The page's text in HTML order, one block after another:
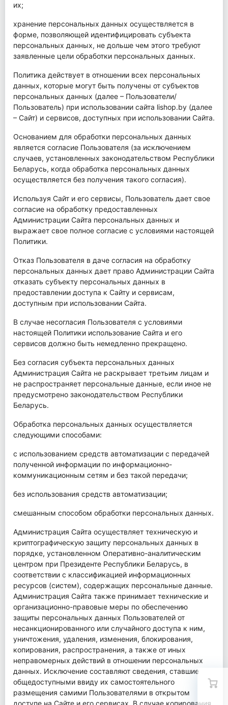
их;
хранение персональных данных осуществляется в
форме, позволяющей идентифицировать субъекта
персональных данных, не дольше чем этого требуют
заявленные цели обработки персональных данных.
Политика действует в отношении всех персональных
данных, которые могут быть получены от субъектов
персональных данных (далее – Пользователи/
Пользователь) при использовании сайта lishop.by (далее
– Сайт) и сервисов, доступных при использовании Сайта.
Основанием для обработки персональных данных
является согласие Пользователя (за исключением
случаев, установленных законодательством Республики
Беларусь, когда обработка персональных данных
осуществляется без получения такого согласия).
Используя Сайт и его сервисы, Пользователь дает свое
согласие на обработку предоставленных
Администрации Сайта персональных данных и
выражает свое полное согласие с условиями настоящей
Политики.
Отказ Пользователя в даче согласия на обработку
персональных данных дает право Администрации Сайта
отказать субъекту персональных данных в
предоставлении доступа к Сайту и сервисам,
доступным при использовании Сайта.
В случае несогласия Пользователя с условиями
настоящей Политики использование Сайта и его
сервисов должно быть немедленно прекращено.
Без согласия субъекта персональных данных
Администрация Сайта не раскрывает третьим лицам и
не распространяет персональные данные, если иное не
предусмотрено законодательством Республики
Беларусь.
Обработка персональных данных осуществляется
следующими способами:
с использованием средств автоматизации с передачей
полученной информации по информационно-
коммуникационным сетям и без такой передачи;
без использования средств автоматизации;
смешанным способом обработки персональных данных.
Администрация Сайта осуществляет техническую и
криптографическую защиту персональных данных в
порядке, установленном Оперативно-аналитическим
центром при Президенте Республики Беларусь, в
соответствии с классификацией информационных
ресурсов (систем), содержащих персональные данные.
Администрация Сайта также принимает технические и
организационно-правовые меры по обеспечению
защиты персональных данных Пользователей от
несанкционированного или случайного доступа к ним,
уничтожения, удаления, изменения, блокирования,
копирования, распространения, а также от иных
неправомерных действий в отношении персональных
данных. Исключение составляют сведения, ставшие
общедоступными ввиду их самостоятельного
размещения самими Пользователями в открытом
доступе на Сайте и его сервисах. В случае копирования